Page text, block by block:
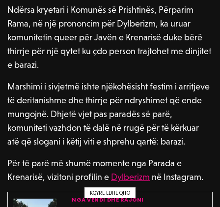
Ndërsa kryetari i Komunës së Prishtinës, Përparim
Rama, në një prononcim për Dylberizm, ka uruar
komunitetin queer për Javën e Krenarisë duke bërë
thirrje për një qytet ku çdo person trajtohet me dinjitet
e barazi.
Marshimi i sivjetmë ishte njëkohësisht festim i arritjeve
të deritanishme dhe thirrje për ndryshimet që ende
mungojnë. Dhjetë vjet pas paradës së parë,
komuniteti vazhdon të dalë në rrugë për të kërkuar
atë që slogani i këtij viti e shprehu qartë: barazi.
Për të parë më shumë momente nga Parada e
Krenarisë, vizitoni profilin e Dylberizm në Instagram.
KQYRE EDHE QITO
NGA VENDI DHE RAJONI